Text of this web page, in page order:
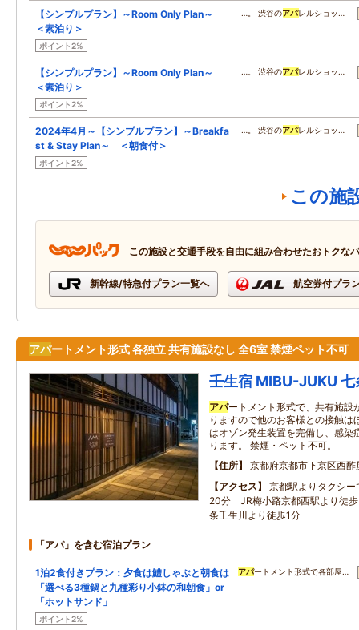
【シンプルプラン】～Room Only Plan～
＜素泊り＞
ポイント2%
…。 渋谷のアパレルショッ…
【シンプルプラン】～Room Only Plan～
＜素泊り＞
ポイント2%
…。 渋谷のアパレルショッ…
2024年4月～【シンプルプラン】～Breakfa
st & Stay Plan～ ＜朝食付＞
ポイント2%
…。 渋谷のアパレルショッ…
この施
この施設と交通手段を自由に組み合わせたおトクな
新幹線/特急付プラン一覧へ 航空券付プラ
アパートメント形式 各独立 共有施設なし 全6室 禁煙ペット不可
壬生宿 MIBU-JUKU 七
アパートメント形式で、共有施設
りますので他のお客様との接触は
はオゾン発生装置を完備し、感染
ります。 禁煙・ペット不可。
住所
京都府京都市下京区西酢
アクセス
京都駅よりタクシ
20分 JR梅小路京都西駅より徒
条壬生川より徒歩1分
「アパ」を含む宿泊プラン
1泊2食付きプラン：夕食は鱧しゃぶと朝食は
「選べる3種鍋と九種彩り小鉢の和朝食」or
「ホットサンド」
ポイント2%
アパートメント形式で各部屋…